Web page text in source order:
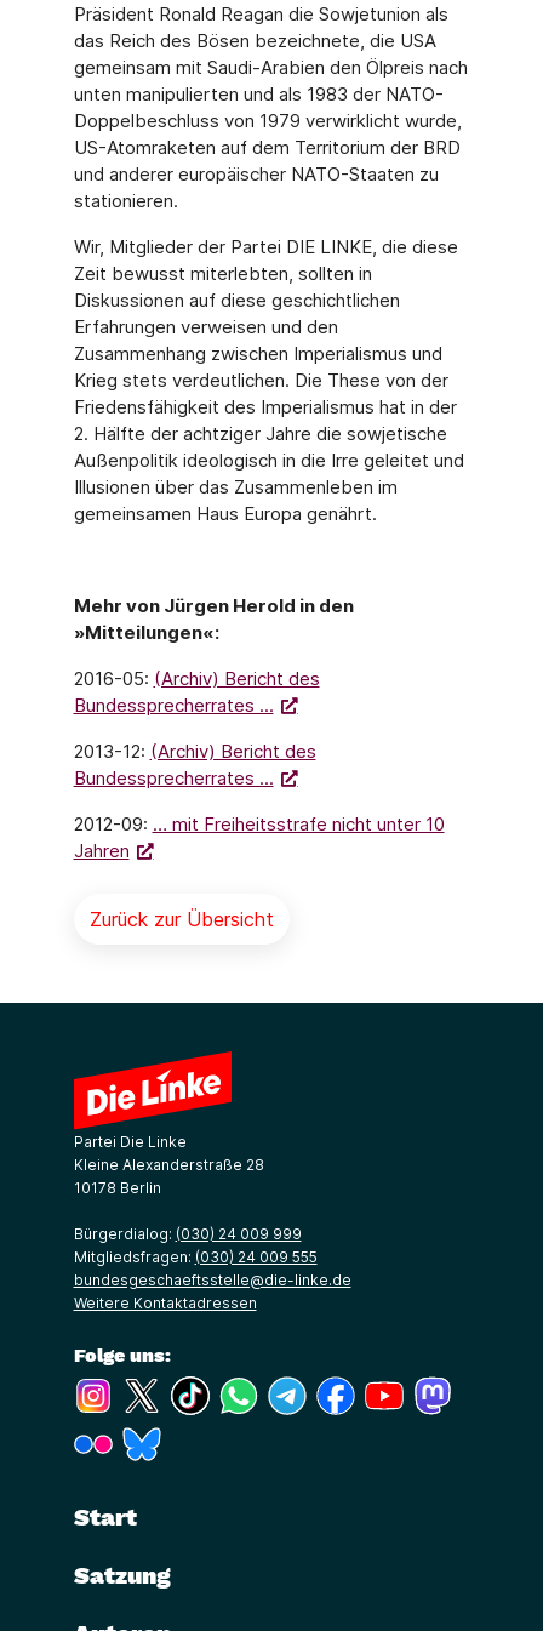
Präsident Ronald Reagan die Sowjetunion als
das Reich des Bösen bezeichnete, die USA
gemeinsam mit Saudi-Arabien den Ölpreis nach
unten manipulierten und als 1983 der NATO-
Doppelbeschluss von 1979 verwirklicht wurde,
US-Atomraketen auf dem Territorium der BRD
und anderer europäischer NATO-Staaten zu
stationieren.
Wir, Mitglieder der Partei DIE LINKE, die diese
Zeit bewusst miterlebten, sollten in
Diskussionen auf diese geschichtlichen
Erfahrungen verweisen und den
Zusammenhang zwischen Imperialismus und
Krieg stets verdeutlichen. Die These von der
Friedensfähigkeit des Imperialismus hat in der
2. Hälfte der achtziger Jahre die sowjetische
Außenpolitik ideologisch in die Irre geleitet und
Illusionen über das Zusammenleben im
gemeinsamen Haus Europa genährt.
Mehr von Jürgen Herold in den
»Mitteilungen«:
2016-05: (Archiv) Bericht des
Bundessprecherrates ...
2013-12: (Archiv) Bericht des
Bundessprecherrates ...
2012-09: … mit Freiheitsstrafe nicht unter 10
Jahren
Zurück zur Übersicht
Partei Die Linke
Kleine Alexanderstraße 28
10178 Berlin
Bürgerdialog: (030) 24 009 999
Mitgliedsfragen: (030) 24 009 555
bundesgeschaeftsstelle@die-linke.de
Weitere Kontaktadressen
Folge uns:
(Link öffnet ein neues Fenster)
(Link öffnet ein neues Fenster)
(Link öffnet ein neues Fenster)
(Link öffnet ein neues Fenster)
(Link öffnet ein neues Fenster)
(Link öffnet ein neues
(Link öffnet ein
(Link öffnet ein neues Fenster)
Start
Satzung